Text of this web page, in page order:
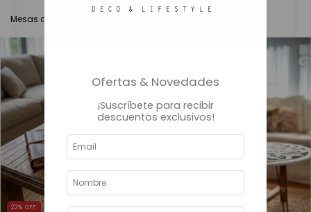
Mesas que reúnen, transforman y dan sentido al espacio
22% OFF 45%OFF
Ofertas & Novedades
¡Suscríbete para recibir
descuentos exclusivos!